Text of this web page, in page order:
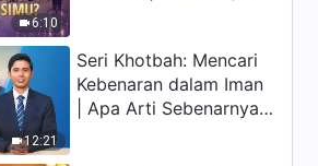
Firman Tuhan Harian: Tiga
Tahap Pekerjaan | Kutipan 35
6:10
12:21
Seri Khotbah: Mencari
Kebenaran dalam Iman
| Apa Arti Sebenarnya